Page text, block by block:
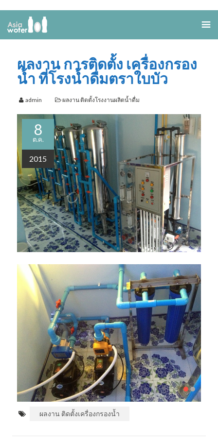
ผลงาน การติดตั้ง เครื่องกรอง
น้ำ ที่โรงน้ำดื่มตราใบบัว
admin ผลงาน ติดตั้งโรงงานผลิตน้ำดื่ม
8
ต.ค.
2015
ผลงาน ติดตั้งเครื่องกรองน้ำ